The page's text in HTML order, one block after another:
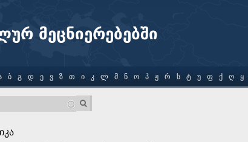
მეცნიერებებში
Ბ Გ Დ Ე Ვ Ზ Თ Ი Კ Ლ Მ Ნ Ო Პ Ჟ Რ Ს Ტ Უ Ფ Ქ Ღ Ყ